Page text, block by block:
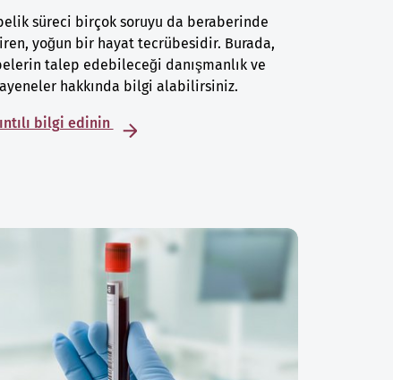
süreci birçok soruyu da beraberinde
yoğun bir hayat tecrübesidir. Burada,
talep edebileceği danışmanlık ve
hakkında bilgi alabilirsiniz.
bilgi edinin